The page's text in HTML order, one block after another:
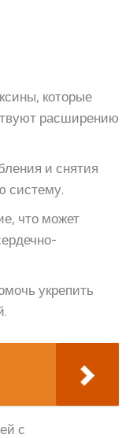
которые
расширению
и снятия
систему.
что может
укрепить
с